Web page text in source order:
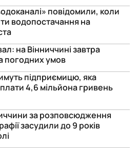
повідомили, коли
водопостачання на
на Вінниччині завтра
погодних умов
підприємицю, яка
4,6 мільйона гривень
за розповсюдження
засудили до 9 років